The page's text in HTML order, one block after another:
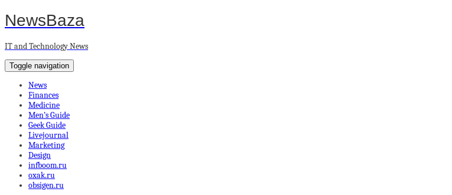
NewsBaza
IT and Technology News
Toggle navigation
News
Finances
Medicine
Men’s Guide
Geek Guide
Livejournal
Marketing
Design
infboom.ru
oxak.ru
obsigen.ru